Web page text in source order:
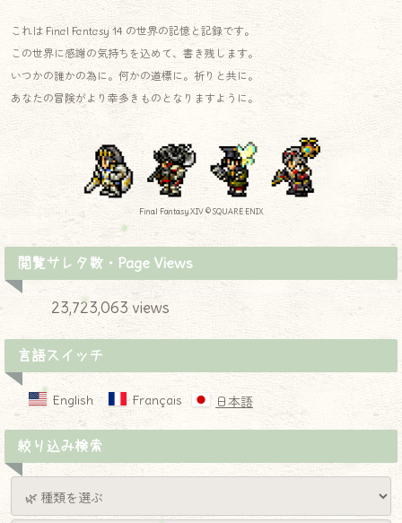
これは Final Fantasy 14 の世界の記憶と記録です。
この世界に感謝の気持ちを込めて、書き残します。
いつかの誰かの為に。何かの道標に。祈りと共に。
あなたの冒険がより幸多きものとなりますように。
Final Fantasy XIV © SQUARE ENIX
閲覧サレタ数・Page Views
23,723,063 views
言語スイッチ
English Français 日本語
絞り込み検索